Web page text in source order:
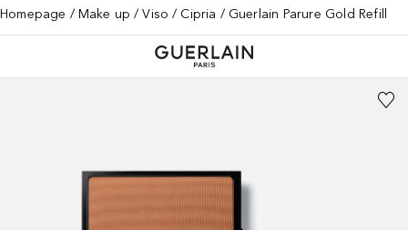
Homepage Make up Viso Cipria Guerlain Parure Gold Refill